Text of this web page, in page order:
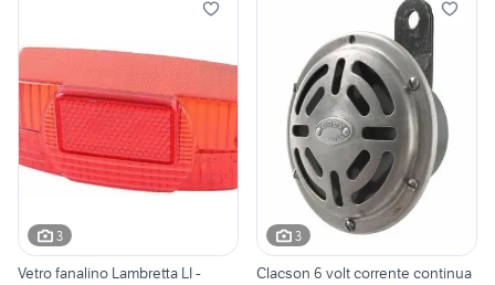
3
Vetro fanalino Lambretta LI -
3
Clacson 6 volt corrente continua